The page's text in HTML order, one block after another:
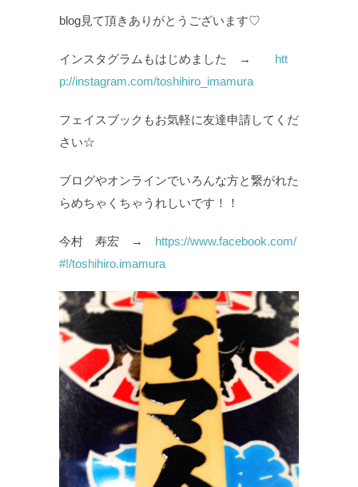
blog見て頂きありがとうございます♡
インスタグラムもはじめました → htt
p://instagram.com/toshihiro_imamura
フェイスブックもお気軽に友達申請してくだ
さい☆
ブログやオンラインでいろんな方と繋がれた
らめちゃくちゃうれしいです！！
今村 寿宏 → https://www.facebook.com/
#!/toshihiro.imamura